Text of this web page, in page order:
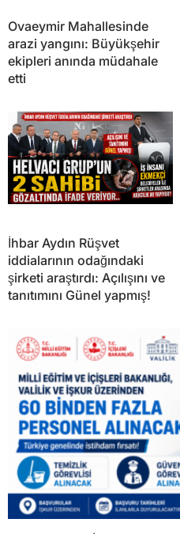
Ovaeymir Mahallesinde
arazi yangını: Büyükşehir
ekipleri anında müdahale
etti
İhbar Aydın Rüşvet
iddialarının odağındaki
şirketi araştırdı: Açılışını ve
tanıtımını Günel yapmış!